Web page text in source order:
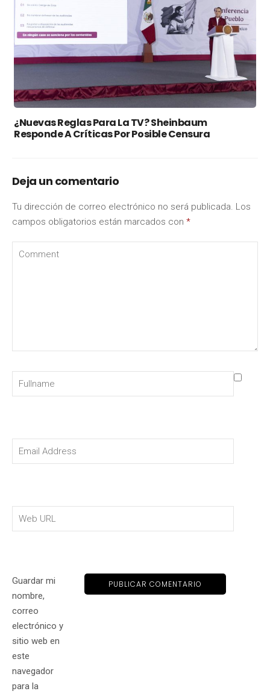
¿Nuevas Reglas Para La TV? Sheinbaum
Responde A Críticas Por Posible Censura
Deja un comentario
Tu dirección de correo electrónico no será publicada. Los
campos obligatorios están marcados con *
Guardar mi
nombre,
correo
electrónico y
sitio web en
este
navegador
para la